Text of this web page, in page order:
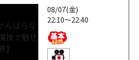
08/07(金)
22:10～22:40